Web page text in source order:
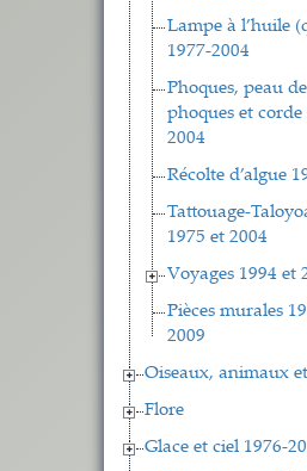
Lampe à l’huile
1977-2004
Phoques, peau de
phoques et corde
2004
Récolte d’algue
Tattouage-
1975 et 2004
Voyages 1994 et
Pièces murales
2009
Oiseaux, animaux
Flore
Glace et ciel 1976-